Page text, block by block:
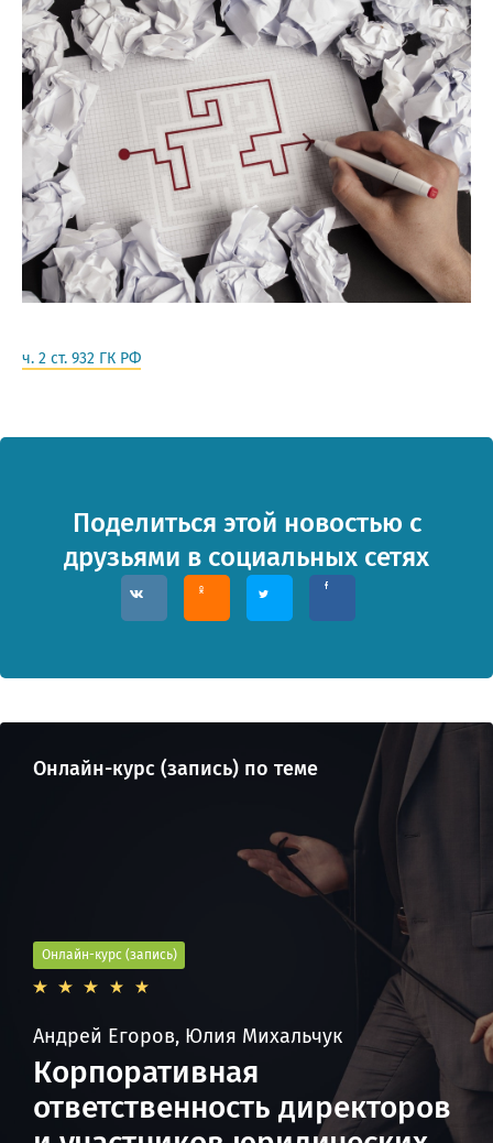
ч. 2 ст. 932 ГК РФ
Поделиться этой новостью с
друзьями в социальных сетях
Онлайн-курс (запись) по теме
Онлайн-курс (запись)
Андрей Егоров, Юлия Михальчук
Корпоративная
ответственность директоров
ОТПРАВИТЬ
кнопку “Отправить”, вы даетесогласиена
конфиденциальности